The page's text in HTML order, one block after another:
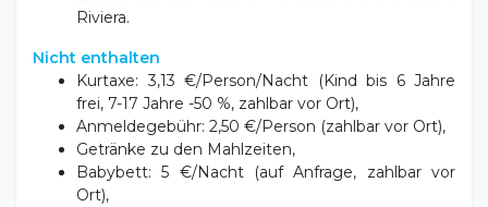
Nicht enthalten
Kurtaxe: 3,13 €/Person/Nacht (Kind bis 6 Jahre
frei, 7-17 Jahre -50 %, zahlbar vor Ort),
Anmeldegebühr: 2,50 €/Person (zahlbar vor Ort),
Getränke zu den Mahlzeiten,
Babybett: 5 €/Nacht (auf Anfrage, zahlbar vor
Ort),
Gebühr für Haustiere: 25 €/Nacht (auf Anfrage,